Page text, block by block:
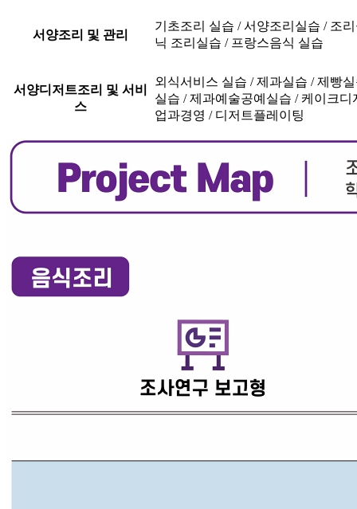
서양조리 및 관리
기초조리 실습 / 서양조리실습 / 조
닉 조리실습 / 프랑스음식 실습
서양디저트조리 및 서비
스
외식서비스 실습 / 제과실습 / 제빵
실습 / 제과예술공예실습 / 케이크
업과경영 / 디저트플레이팅